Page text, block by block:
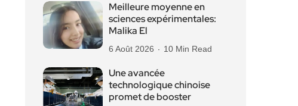
Meilleure moyenne en
sciences expérimentales:
Malika El
6 Août 2026 10 Min Read
Une avancée
technologique chinoise
promet de booster